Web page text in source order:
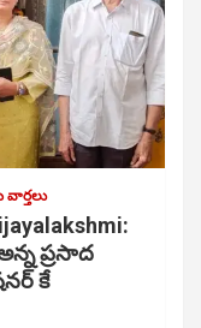
వార్తలు
ప్రసాద
కే